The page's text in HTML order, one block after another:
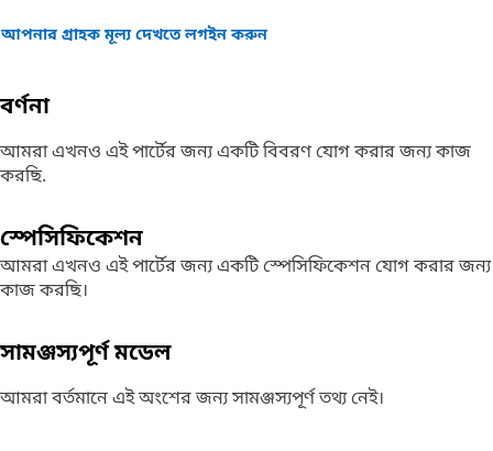
আপনার গ্রাহক মূল্য দেখতে লগইন করুন
বর্ণনা
আমরা এখনও এই পার্টের জন্য একটি বিবরণ যোগ করার জন্য কাজ
করছি.
স্পেসিফিকেশন
আমরা এখনও এই পার্টের জন্য একটি স্পেসিফিকেশন যোগ করার জন্য
কাজ করছি।
সামঞ্জস্যপূর্ণ মডেল
আমরা বর্তমানে এই অংশের জন্য সামঞ্জস্যপূর্ণ তথ্য নেই।